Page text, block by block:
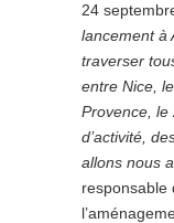
24
lancement à
traverser
entre Nice,
Provence, le
d’activité,
allons nous
responsable